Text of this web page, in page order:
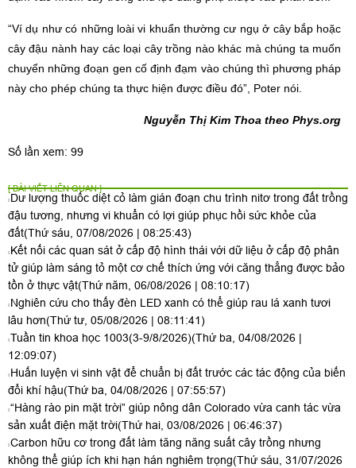
“Ví dụ như có những loài vi khuẩn thường cư ngụ ở cây bắp hoặc
cây đậu nành hay các loại cây trồng nào khác mà chúng ta muốn
chuyển những đoạn gen cố định đạm vào chúng thì phương pháp
này cho phép chúng ta thực hiện được điều đó”, Poter nói.
Nguyễn Thị Kim Thoa theo Phys.org
Số lần xem: 99
[ BÀI VIẾT LIÊN QUAN ]
Dư lượng thuốc diệt cỏ làm gián đoạn chu trình nitơ trong đất trồng
đậu tương, nhưng vi khuẩn có lợi giúp phục hồi sức khỏe của
đất(Thứ sáu, 07/08/2026 | 08:25:43)
Kết nối các quan sát ở cấp độ hình thái với dữ liệu ở cấp độ phân
tử giúp làm sáng tỏ một cơ chế thích ứng với căng thẳng được bảo
tồn ở thực vật(Thứ năm, 06/08/2026 | 08:10:17)
Nghiên cứu cho thấy đèn LED xanh có thể giúp rau lá xanh tươi
lâu hơn(Thứ tư, 05/08/2026 | 08:11:41)
Tuần tin khoa học 1003(3-9/8/2026)(Thứ ba, 04/08/2026 |
12:09:07)
Huấn luyện vi sinh vật để chuẩn bị đất trước các tác động của biến
đổi khí hậu(Thứ ba, 04/08/2026 | 07:55:57)
“Hàng rào pin mặt trời” giúp nông dân Colorado vừa canh tác vừa
sản xuất điện mặt trời(Thứ hai, 03/08/2026 | 06:46:37)
Carbon hữu cơ trong đất làm tăng năng suất cây trồng nhưng
không thể giúp ích khi hạn hán nghiêm trọng(Thứ sáu, 31/07/2026